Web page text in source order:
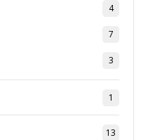
4
7
3
1
13